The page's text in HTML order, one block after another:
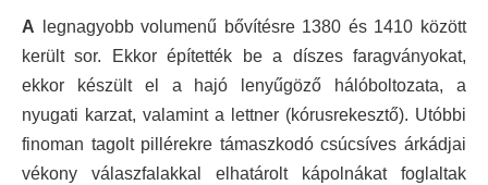
A legnagyobb volumenű bővítésre 1380 és 1410 között
került sor. Ekkor építették be a díszes faragványokat,
ekkor készült el a hajó lenyűgöző hálóboltozata, a
nyugati karzat, valamint a lettner (kórusrekesztő). Utóbbi
finoman tagolt pillérekre támaszkodó csúcsíves árkádjai
vékony válaszfalakkal elhatárolt kápolnákat foglaltak